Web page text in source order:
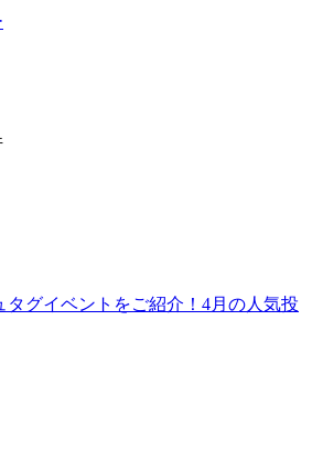
タグイベントをご紹介！4月の人気投